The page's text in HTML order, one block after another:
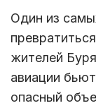
Один из
жителей
авиации
опасный